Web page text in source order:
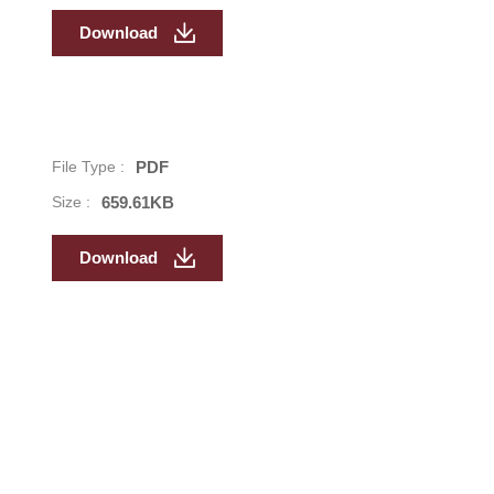
Download
File Type : PDF
Size : 659.61KB
Download